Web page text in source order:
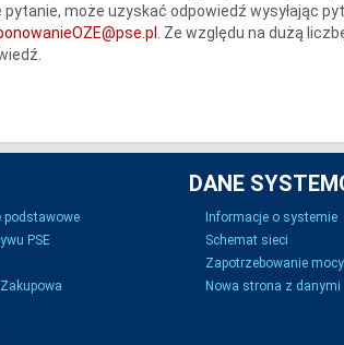
może uzyskać odpowiedź wysyłając
. Ze względu na dużą
podstawowe
PSE
DANE
Informacje o systemie
Schemat sieci
Zapotrzebowanie mocy
Nowa strona z danymi